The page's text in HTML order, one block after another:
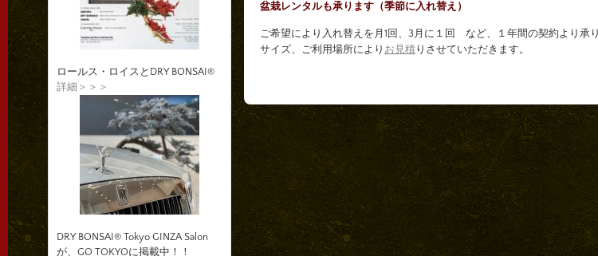
盆栽レンタルも承ります（季節に入れ替え）
ご希望により入れ替えを月1回、3月に１回 など、１年間の契約より承り
サイズ、ご利用場所により お見積りさせていただきます。
ロールス・ロイスとDRY BONSAI®
詳細＞＞＞
DRY BONSAI® Tokyo GINZA Salon
が、GO TOKYOに掲載中！！